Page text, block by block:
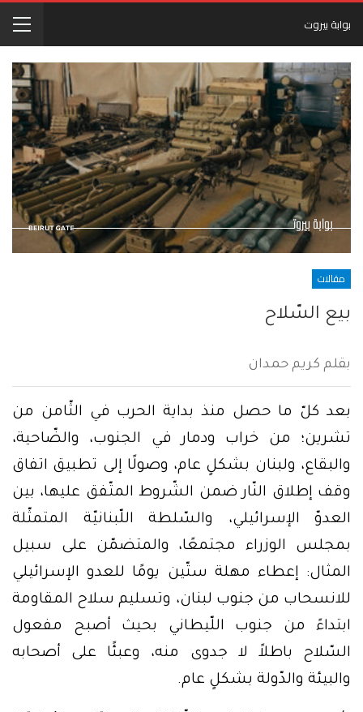
بوابة بيروت
مقالات
بيع السّلاح
بقلم كريم حمدان
بعد كلّ ما حصل منذ بداية الحرب في الثّامن من
تشرين؛ من خراب ودمار في الجنوب، والضّاحية،
والبقاع، ولبنان بشكلٍ عام، وصولًا إلى تطبيق اتفاق
وقف إطلاق النّار ضمن الشّروط المتّفق عليها، بين
العدوّ الإسرائيلي، والسّلطة اللّبنانيّة المتمثّلة
بمجلس الوزراء مجتمعًا، والمتضمّن على سبيل
المثال: إعطاء مهلة ستّين يومًا للعدو الإسرائيلي
للانسحاب من جنوب لبنان، وتسليم سلاح المقاومة
ابتداءً من جنوب اللّيطاني بحيث أصبح مفعول
السّلاح باطلاً لا جدوى منه، وعبئًا على أصحابه
والبيئة والدّولة بشكلٍ عام.